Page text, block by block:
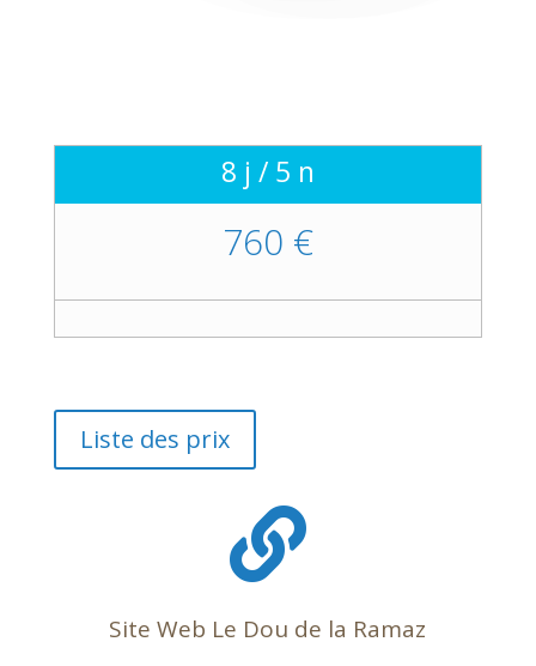
8 j / 5 n
760 €
Liste des prix

Site Web Le Dou de la Ramaz